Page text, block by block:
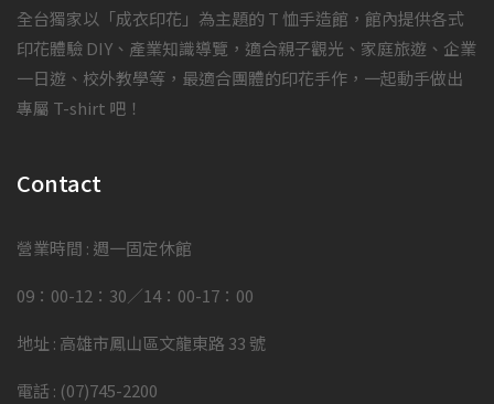
全台獨家以「成衣印花」為主題的 T 恤手造館，館內提供各式
印花體驗 DIY、產業知識導覽，適合親子觀光、家庭旅遊、企業
一日遊、校外教學等，最適合團體的印花手作，一起動手做出
專屬 T-shirt 吧！
Contact
營業時間 : 週一固定休館
09：00-12：30／14：00-17：00
地址 : 高雄市鳳山區文龍東路 33 號
電話 : (07)745-2200